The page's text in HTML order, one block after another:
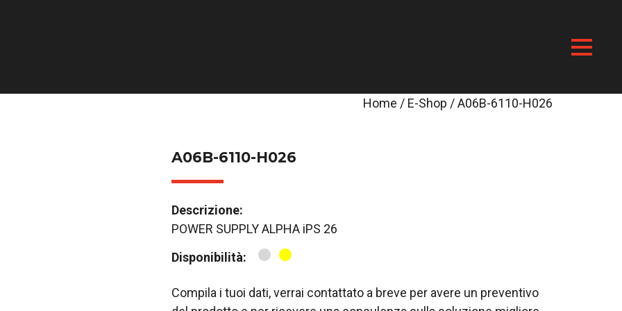
Home / E-Shop / A06B-6110-H026
A06B-6110-H026
Descrizione:
POWER SUPPLY ALPHA iPS 26
Disponibilità:
Compila i tuoi dati, verrai contattato a breve per avere un preventivo